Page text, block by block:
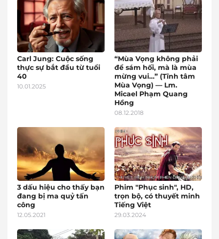
Carl Jung: Cuộc sống
thực sự bắt đầu từ tuổi
40
10.01.2025
“Mùa Vọng không phải
để sám hối, mà là mùa
mừng vui…” (Tĩnh tâm
Mùa Vọng) — Lm.
Micael Phạm Quang
Hồng
08.12.2018
3 dấu hiệu cho thấy bạn
đang bị ma quỷ tấn
công
12.05.2021
Phim "Phục sinh", HD,
trọn bộ, có thuyết minh
Tiếng Việt
29.03.2024